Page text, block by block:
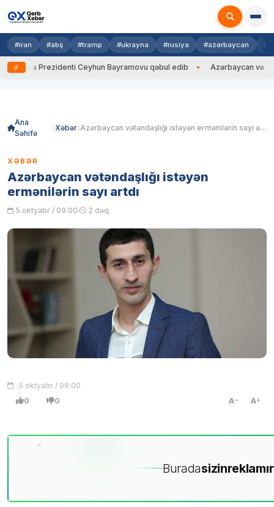
#iran #abş #tramp #ukrayna #rusiya #azərbaycan
Prezidenti Ceyhun Bayramovu qəbul edib Azərbaycan və
Ana
Səhifə
Xəbər Azərbaycan vətəndaşlığı istəyən ermənilərin sayı artdı
XƏBƏR
Azərbaycan vətəndaşlığı istəyən
ermənilərin sayı artdı
5 oktyabr / 09:00 2 dəq
5 oktyabr / 09:00
0 0 A A
Buradasizin